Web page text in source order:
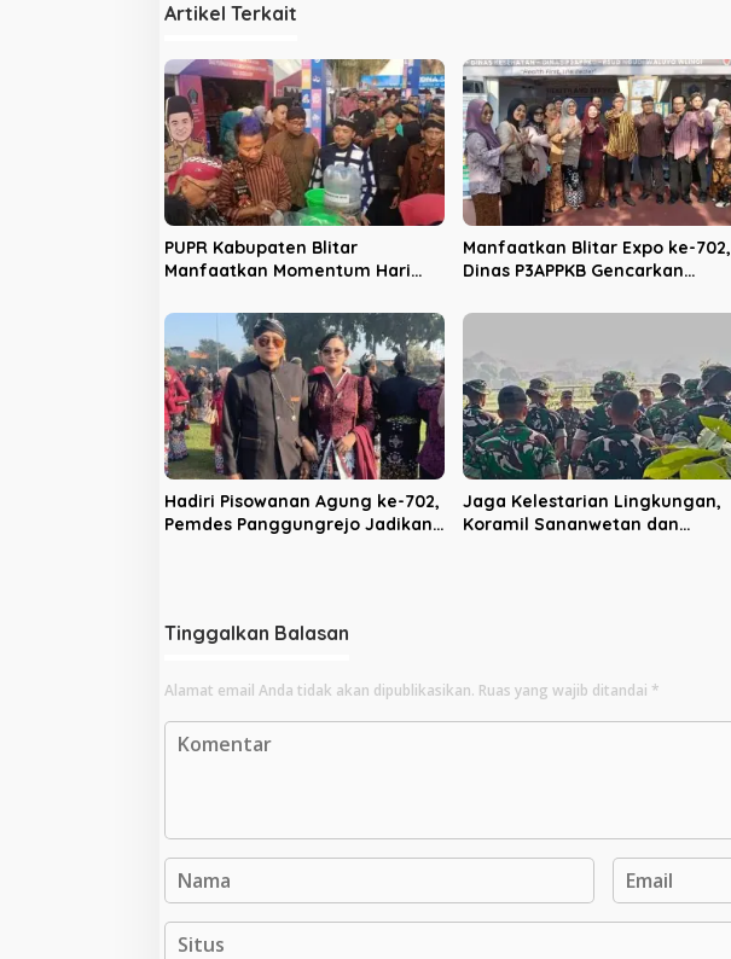
g
a
s
i
p
o
s
Artikel Terkait
PUPR Kabupaten Blitar
Manfaatkan Momentum Hari
Pelayanan Publik
Manfaatkan Blitar Expo ke-702,
Dinas P3APPKB Gencarkan
Kekerasan Anak
Hadiri Pisowanan Agung ke-702,
Pemdes Panggungrejo Jadikan
Jaga Kelestarian Lingkungan,
Koramil Sananwetan dan
Tinggalkan Balasan
Alamat email Anda tidak akan dipublikasikan. Ruas yang wajib ditandai *